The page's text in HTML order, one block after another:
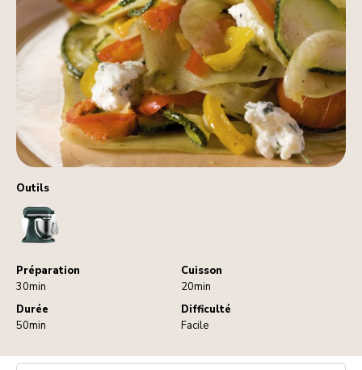
Outils
StandMixer
Préparation
30min
Cuisson
20min
Durée
50min
Difficulté
Facile